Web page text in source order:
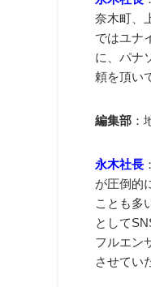
奈木町、
ではユナ
に、パナ
頼を頂い
編集部 ：
永木社長
が圧倒的
ことも多
として
フルエン
させてい